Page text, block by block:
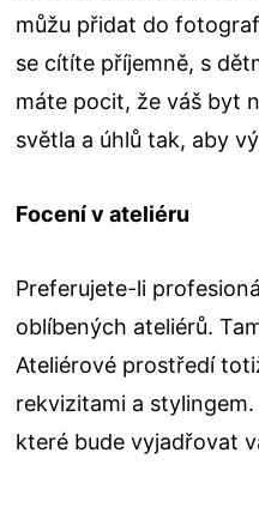
můžu přidat do
se cítíte příjemně, s
máte pocit, že váš byt
světla a úhlů tak, aby
Focení v ateliéru
Preferujete-li
oblíbených ateliérů.
Ateliérové prostředí
rekvizitami a
které bude vyjadřovat